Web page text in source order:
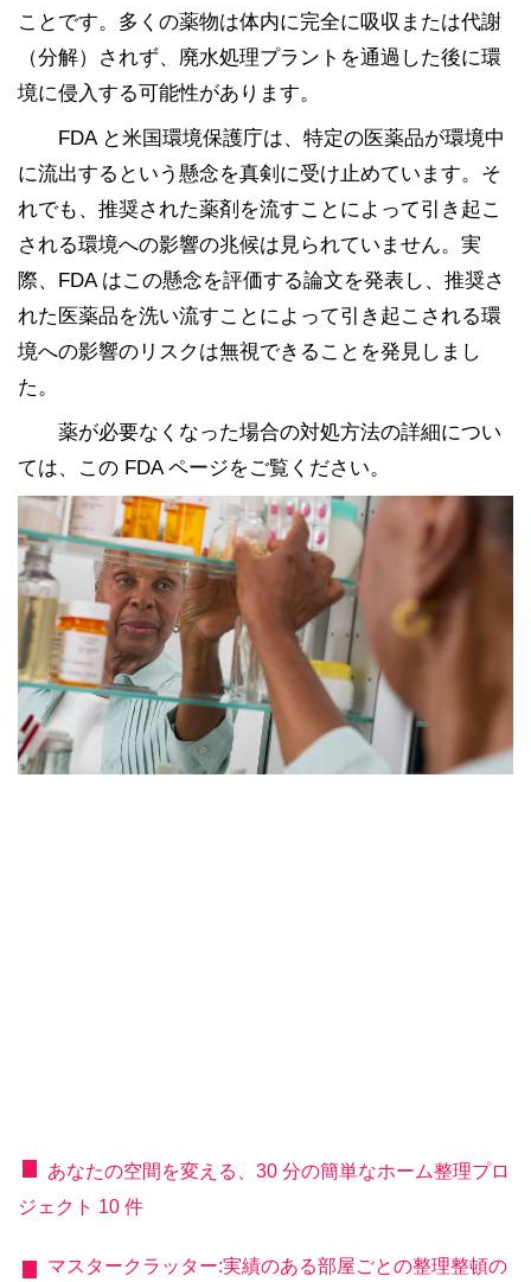
ことです。多くの薬物は体内に完全に吸収または代謝
（分解）されず、廃水処理プラントを通過した後に環
境に侵入する可能性があります。
FDA と米国環境保護庁は、特定の医薬品が環境中
に流出するという懸念を真剣に受け止めています。そ
れでも、推奨された薬剤を流すことによって引き起こ
される環境への影響の兆候は見られていません。実
際、FDA はこの懸念を評価する論文を発表し、推奨さ
れた医薬品を洗い流すことによって引き起こされる環
境への影響のリスクは無視できることを発見しまし
た。
薬が必要なくなった場合の対処方法の詳細につい
ては、この FDA ページをご覧ください。
あなたの空間を変える、30 分の簡単なホーム整理プロ
ジェクト 10 件
マスタークラッター:実績のある部屋ごとの整理整頓の